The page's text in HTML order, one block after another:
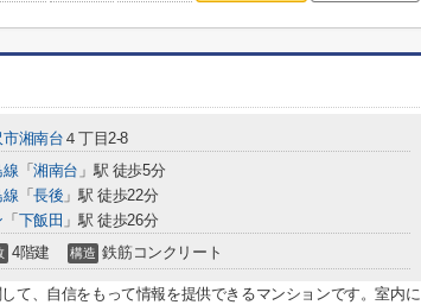
市湘南台 ４丁目2-8
線 「湘南台 」駅 徒歩5分
線 「長後 」駅 徒歩22分
「 下飯田 」駅 徒歩26分
4階建 構造 鉄筋コンクリート
て、自信をもって情報を提供できるマンションです。室内に